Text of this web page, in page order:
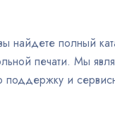
найдете полный
печати. Мы
поддержку и